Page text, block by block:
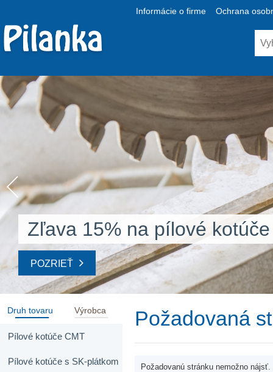
Informácie o firme Ochrana
Zľava 15% na pílové kotúče
POZRIEŤ
Druh tovaru Výrobca
Pílové kotúče CMT
Pílové kotúče s SK-plátkom
Požadovaná
Požadovanú stránku nemožno nájsť.